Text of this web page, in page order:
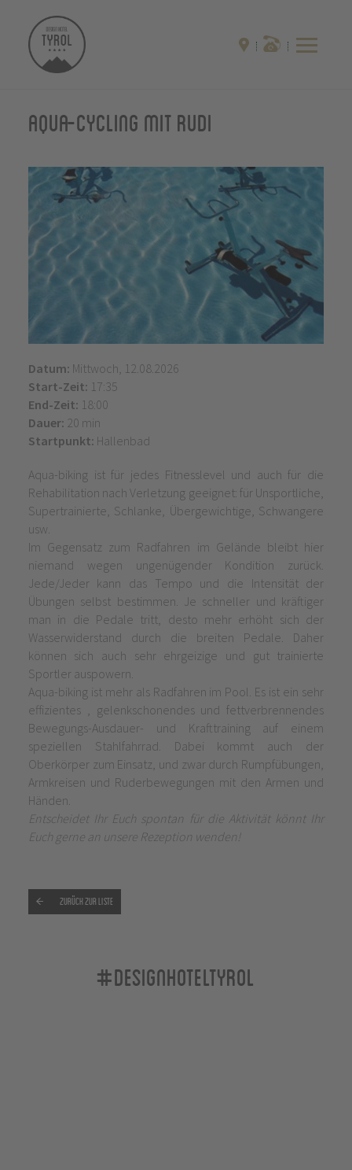
Aqua-cycling mit Rudi
Datum: Mittwoch, 12.08.2026
Start-Zeit: 17:35
End-Zeit: 18:00
Dauer: 20 min
Startpunkt: Hallenbad
Aqua-biking ist für jedes Fitnesslevel und auch für die
Rehabilitation nach Verletzung geeignet: für Unsportliche,
Supertrainierte, Schlanke, Übergewichtige, Schwangere
usw.
Im Gegensatz zum Radfahren im Gelände bleibt hier
niemand wegen ungenügender Kondition zurück.
Jede/Jeder kann das Tempo und die Intensität der
Übungen selbst bestimmen. Je schneller und kräftiger
man in die Pedale tritt, desto mehr erhöht sich der
Wasserwiderstand durch die breiten Pedale. Daher
können sich auch sehr ehrgeizige und gut trainierte
Sportler auspowern.
Aqua-biking ist mehr als Radfahren im Pool. Es ist ein sehr
effizientes , gelenkschonendes und fettverbrennendes
Bewegungs-Ausdauer- und Krafttraining auf einem
speziellen Stahlfahrrad. Dabei kommt auch der
Oberkörper zum Einsatz, und zwar durch Rumpfübungen,
Armkreisen und Ruderbewegungen mit den Armen und
Händen.
Entscheidet Ihr Euch spontan für die Aktivität könnt Ihr
Euch gerne an unsere Rezeption wenden!
Zurück zur Liste
#designhoteltyrol